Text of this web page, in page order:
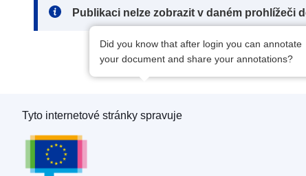
Note:
Publikaci nelze zobrazit v daném prohlížeči
Did you know that after login you can annotate
your document and share your annotations?
Úřad pro publikace Evropské unie
Tyto internetové stránky spravuje